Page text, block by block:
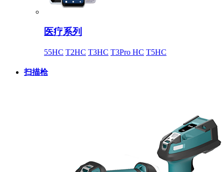
医疗系列
55HC T2HC T3HC T3Pro HC T5HC
扫描枪